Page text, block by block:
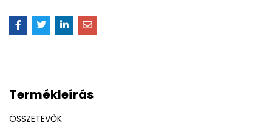
Termékleírás
ÖSSZETEVŐK